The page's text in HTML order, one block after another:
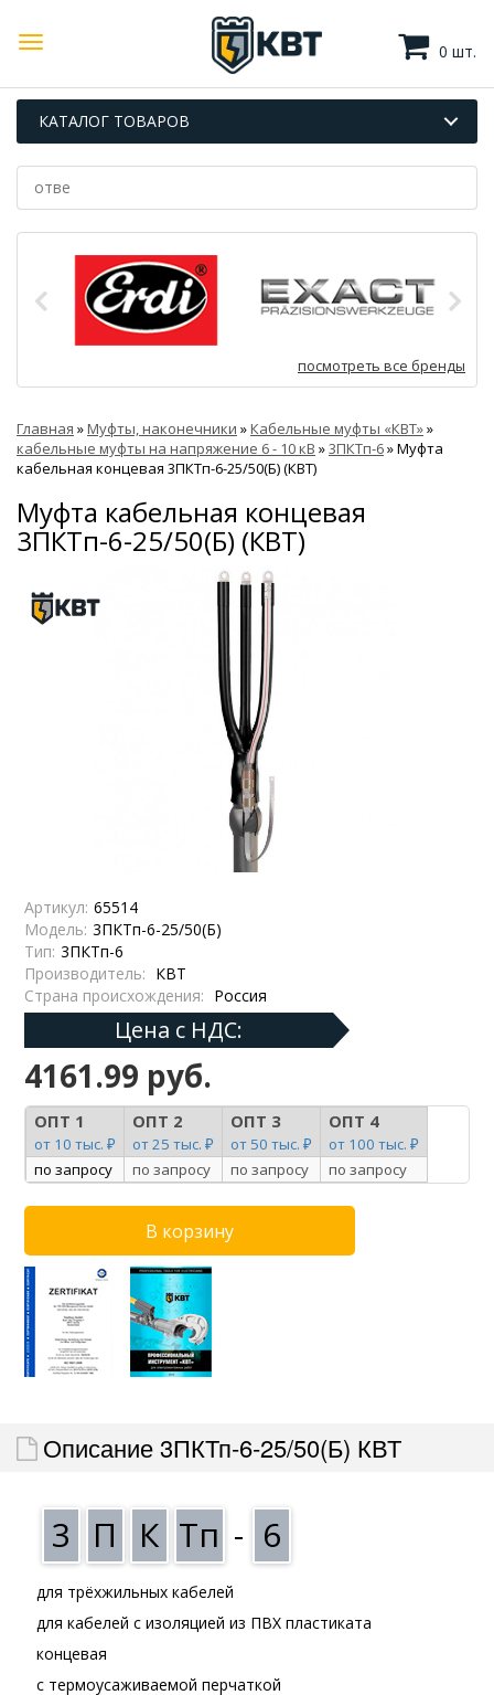
0 шт.
КАТАЛОГ ТОВАРОВ
посмотреть все бренды
Главная »Муфты, наконечники »Кабельные муфты «КВТ»»
кабельные муфты на напряжение 6 - 10 кВ »3ПКТп-6»Муфта
кабельная концевая 3ПКТп-6-25/50(Б) (КВТ)
Муфта кабельная концевая
3ПКТп-6-25/50(Б) (КВТ)
Артикул: 65514
Модель: 3ПКТп-6-25/50(Б)
Тип: 3ПКТп-6
Производитель: КВТ
Страна происхождения: Россия
Цена с НДС:
4161.99 руб.
ОПТ 1
от 10 тыс. ₽
ОПТ 2
от 25 тыс. ₽
ОПТ 3
от 50 тыс. ₽
ОПТ 4
от 100 тыс. ₽
по запросу
по запросу по запросу по запросу
Описание 3ПКТп-6-25/50(Б) КВТ
3 П К Тп - 6
для трёхжильных кабелей
для кабелей с изоляцией из ПВХ пластиката
концевая
с термоусаживаемой перчаткой